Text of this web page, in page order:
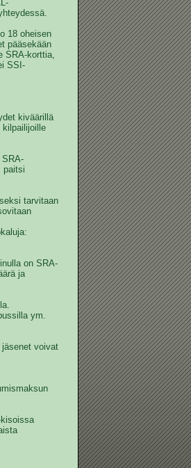
18 oheisen
pääsekään
SRA-korttia,
SSI-
kiväärillä
kilpailijoille
paitsi
tarvitaan
on SRA-
ja
ym.
voivat